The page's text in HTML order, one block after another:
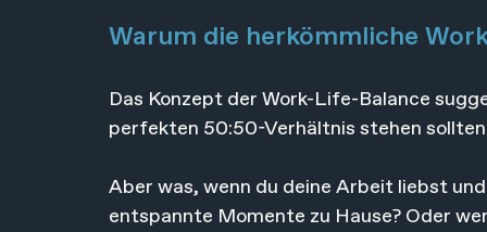
Warum die herkömmliche
Das Konzept der Work-Life-Balance
perfekten 50:50-Verhältnis stehen
Aber was, wenn du deine Arbeit liebst
entspannte Momente zu Hause? Oder